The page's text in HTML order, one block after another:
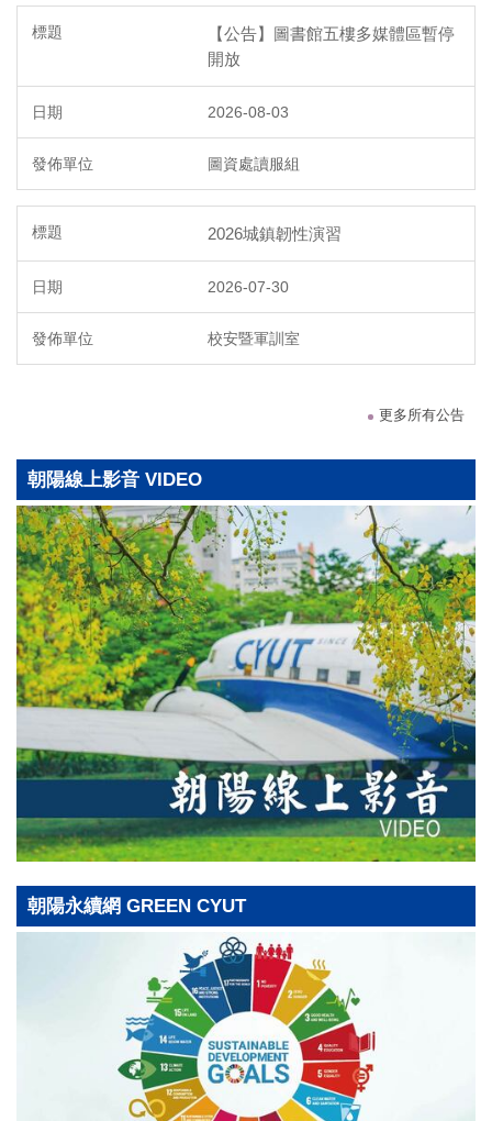
【公告】圖書館五樓多媒體區暫停
開放
2026-08-03
圖資處讀服組
2026城鎮韌性演習
2026-07-30
校安暨軍訓室
更多所有公告
朝陽線上影音 VIDEO
朝陽永續網 GREEN CYUT